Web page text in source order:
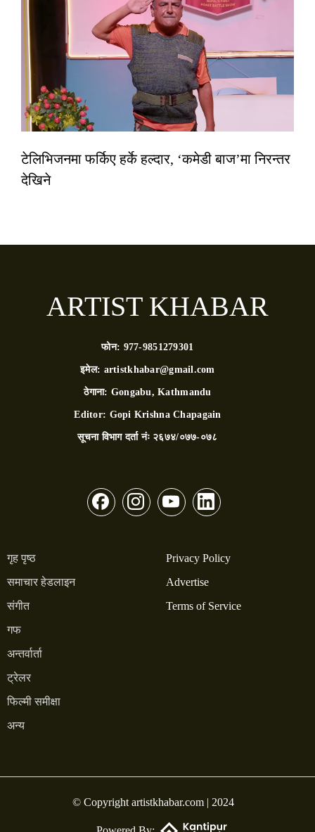
टेलिभिजनमा फर्किए हर्के हल्दार, ‘कमेडी बाज’मा निरन्तर
देखिने
ARTIST KHABAR
फोन: 977-9851279301
इमेल: artistkhabar@gmail.com
ठेगाना: Gongabu, Kathmandu
Editor: Gopi Krishna Chapagain
सूचना विभाग दर्ता नंः २६७४/०७७-०७८
गृह पृष्ठ
समाचार हेडलाइन
संगीत
गफ
अन्तर्वार्ता
ट्रेलर
फिल्मी समीक्षा
अन्य
Privacy Policy
Advertise
Terms of Service
© Copyright artistkhabar.com | 2024